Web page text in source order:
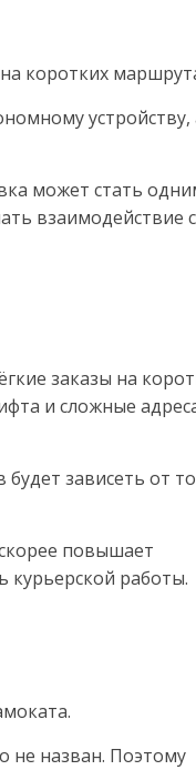
коротких
устройству,
может стать
взаимодействие с
заказы на
и сложные
зависеть от
повышает
курьерской работы.
не назван. Поэтому